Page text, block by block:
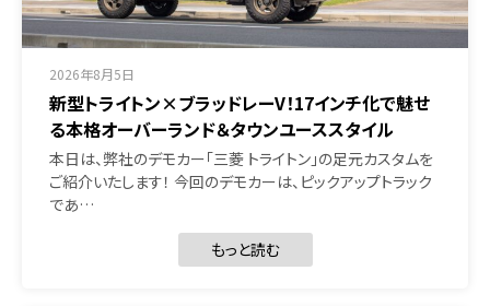
2026年8月5日
新型トライトン×ブラッドレーV！17インチ化で魅せ
る本格オーバーランド＆タウンユーススタイル
本日は、弊社のデモカー「三菱 トライトン」の足元カスタムを
ご紹介いたします！ 今回のデモカーは、ピックアップトラック
であ…
もっと読む